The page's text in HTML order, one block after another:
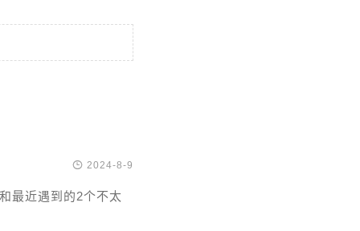
 2024-8-9
最近遇到的2个不太